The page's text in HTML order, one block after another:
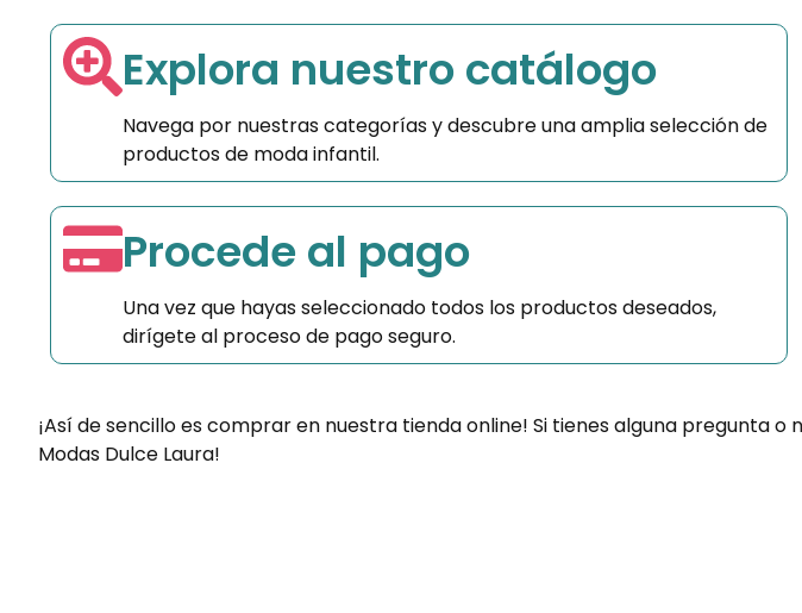
Explora nuestro catálogo
Navega por nuestras categorías y descubre una amplia selección de
productos de moda infantil.
Procede al pago
Una vez que hayas seleccionado todos los productos deseados,
dirígete al proceso de pago seguro.
¡Así de sencillo es comprar en nuestra tienda online! Si tienes alguna pregunta
Modas Dulce Laura!